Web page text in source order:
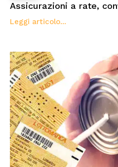
Assicurazioni a rate,
Leggi articolo...